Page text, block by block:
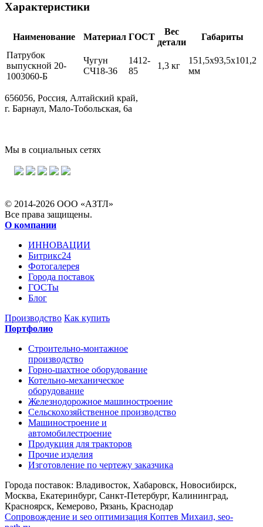
Характеристики
Наименование Материал ГОСТ
Вес
детали
Габариты
Патрубок
выпускной 20-
1003060-Б
Чугун
СЧ18-36
1412-
85
1,3 кг
151,5х93,5х101,2
мм
656056, Россия, Алтайский край,
г. Барнаул, Мало-Тобольская, 6а
Мы в социальных сетях
© 2014-2026 ООО «АЗТЛ»
Все права защищены.
О компании
ИННОВАЦИИ
Битрикс24
Фотогалерея
Города поставок
ГОСТы
Блог
Производство Как купить
Портфолио
Строительно-монтажное
производство
Горно-шахтное оборудование
Котельно-механическое
оборудование
Железнодорожное машиностроение
Сельскохозяйственное производство
Машиностроение и
автомобилестроение
Продукция для тракторов
Прочие изделия
Изготовление по чертежу заказчика
Города поставок: Владивосток, Хабаровск, Новосибирск,
Москва, Екатеринбург, Санкт-Петербург, Калининград,
Красноярск, Кемерово, Рязань, Краснодар
Сопровождение и seo оптимизация Коптев Михаил, seo-